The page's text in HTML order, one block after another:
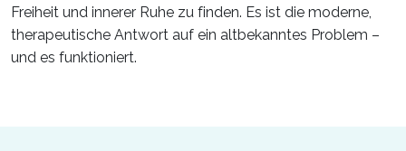
Freiheit und innerer Ruhe zu finden. Es ist die moderne,
therapeutische Antwort auf ein altbekanntes Problem –
und es funktioniert.